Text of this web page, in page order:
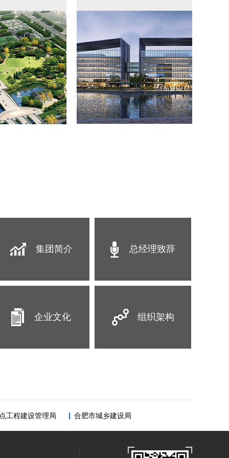
集团简介 总经理致辞
企业文化 组织架构
工程建设管理局 合肥市城乡建设局